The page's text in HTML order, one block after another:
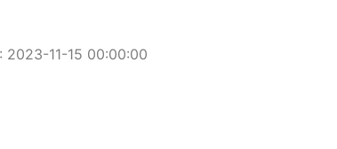
2023-11-15 00:00:00